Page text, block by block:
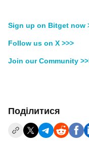
Sign up on Bitget now
Follow us on X >>>
Join our Community
Поділитися